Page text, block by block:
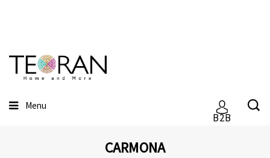
B2B
Menu
CARMONA